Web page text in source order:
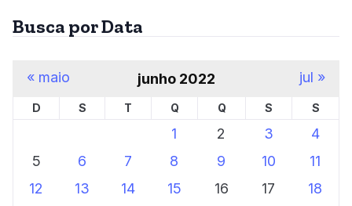
Busca por Data
junho 2022
D S T Q Q S S
1 2 3
4
5
6 7 8 9 10
11
12
13 14 15 16 17
18
« maio jul »